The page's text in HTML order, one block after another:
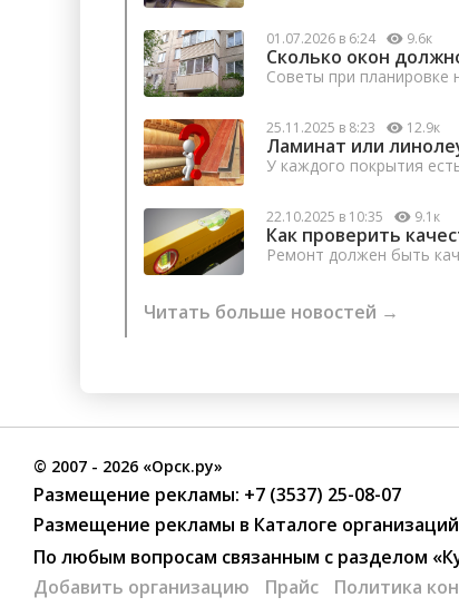
01.07.2026 в 6:24 9.6к
Сколько окон
Советы при планировке
25.11.2025 в 8:23 12.9к
Ламинат или
У каждого покрытия
22.10.2025 в 10:35 9.1к
Как проверить
Ремонт должен быть
Читать больше новостей →
© 2007 - 2026 «Орск.ру»
Размещение рекламы: +7 (3537) 25-08-07
Размещение рекламы в Каталоге организаций
По любым вопросам связанным с разделом
Добавить организацию
Прайс Политика